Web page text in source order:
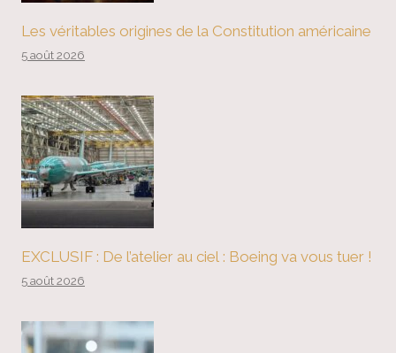
Les véritables origines de la Constitution américaine
5 août 2026
EXCLUSIF : De l’atelier au ciel : Boeing va vous tuer !
5 août 2026